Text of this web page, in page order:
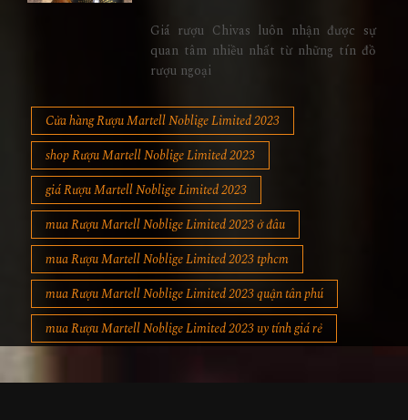
Giá rượu Chivas luôn nhận được sự
quan tâm nhiều nhất từ những tín đồ
rượu ngoại
Cửa hàng Rượu Martell Noblige Limited 2023
shop Rượu Martell Noblige Limited 2023
giá Rượu Martell Noblige Limited 2023
mua Rượu Martell Noblige Limited 2023 ở đâu
mua Rượu Martell Noblige Limited 2023 tphcm
mua Rượu Martell Noblige Limited 2023 quận tân phú
mua Rượu Martell Noblige Limited 2023 uy tính giá rẻ